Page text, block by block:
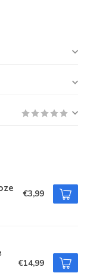
€3,99
€14,99